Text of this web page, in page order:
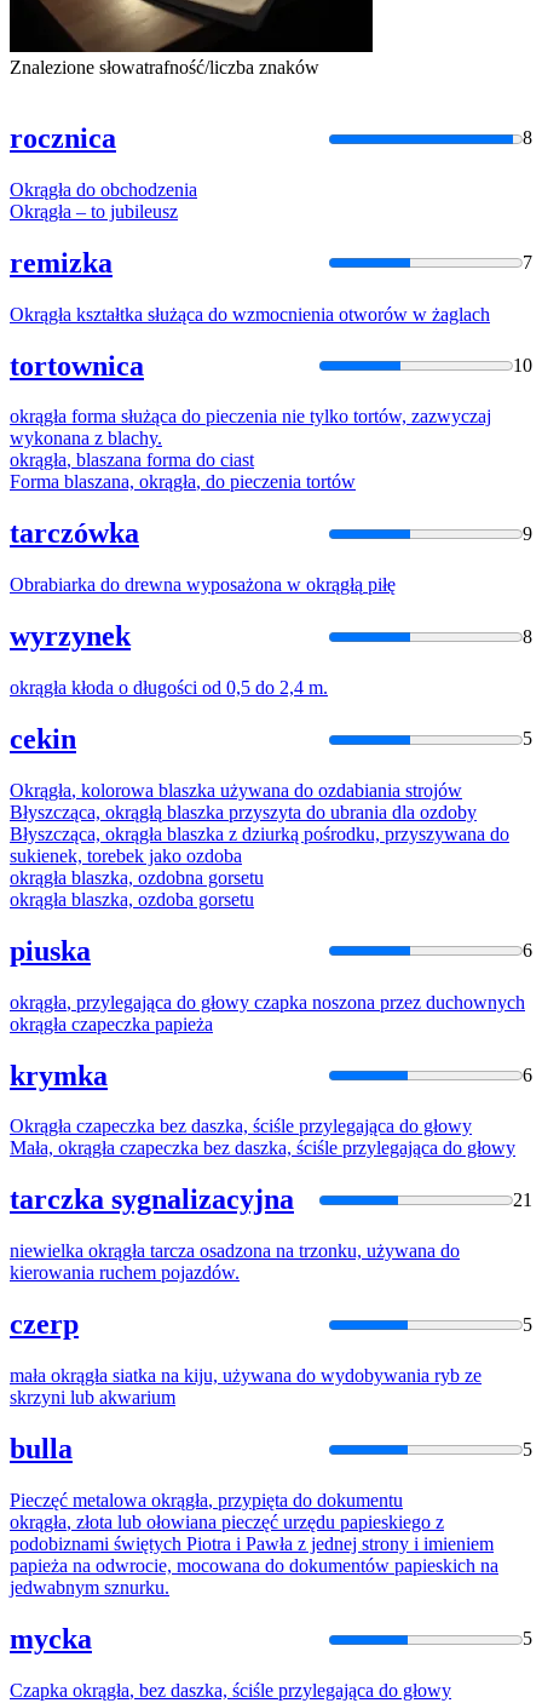
Znalezione słowatrafność/liczba znaków
rocznica 8
Okrągła do obchodzenia
Okrągła – to jubileusz
remizka 7
Okrągła kształtka służąca do wzmocnienia otworów w żaglach
tortownica 10
okrągła forma służąca do pieczenia nie tylko tortów, zazwyczaj
wykonana z blachy.
okrągła, blaszana forma do ciast
Forma blaszana, okrągła, do pieczenia tortów
tarczówka 9
Obrabiarka do drewna wyposażona w okrągłą piłę
wyrzynek 8
okrągła kłoda o długości od 0,5 do 2,4 m.
cekin 5
Okrągła, kolorowa blaszka używana do ozdabiania strojów
Błyszcząca, okrągłą blaszka przyszyta do ubrania dla ozdoby
Błyszcząca, okrągła blaszka z dziurką pośrodku, przyszywana do
sukienek, torebek jako ozdoba
okrągła blaszka, ozdobna gorsetu
okrągła blaszka, ozdoba gorsetu
piuska 6
okrągła, przylegająca do głowy czapka noszona przez duchownych
okrągła czapeczka papieża
krymka 6
Okrągła czapeczka bez daszka, ściśle przylegająca do głowy
Mała, okrągła czapeczka bez daszka, ściśle przylegająca do głowy
tarczka sygnalizacyjna 21
niewielka okrągła tarcza osadzona na trzonku, używana do
kierowania ruchem pojazdów.
czerp 5
mała okrągła siatka na kiju, używana do wydobywania ryb ze
skrzyni lub akwarium
bulla 5
Pieczęć metalowa okrągła, przypięta do dokumentu
okrągła, złota lub ołowiana pieczęć urzędu papieskiego z
podobiznami świętych Piotra i Pawła z jednej strony i imieniem
papieża na odwrocie, mocowana do dokumentów papieskich na
jedwabnym sznurku.
mycka 5
Czapka okrągła, bez daszka, ściśle przylegająca do głowy